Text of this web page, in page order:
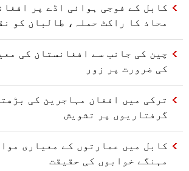
کابل کے فوجی ہوائی اڈے پر
محاذ کا راکٹ حملہ، طالبان کو
چین کی جانب سے افغانستان کی
کی ضرورت پر زور
ترکی میں افغان مہاجرین کی
گرفتاریوں پر تشویش
کابل میں عمارتوں کے معیاری
مہنگے خوابوں کی حقیقت